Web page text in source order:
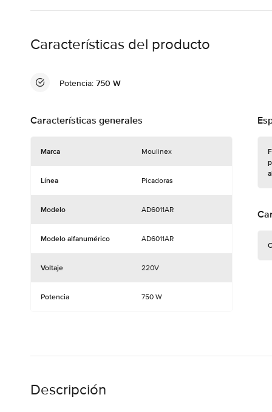
Características del producto
Potencia: 750 W
Características generales
Marca Moulinex
Línea Picadoras
Modelo AD6011AR
Modelo alfanumérico AD6011AR
Voltaje 220V
Potencia 750 W
Descripción